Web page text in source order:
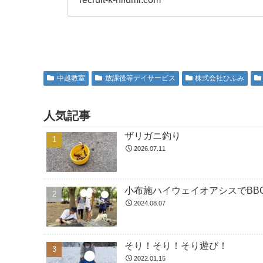
中越教室 放課後等デイサービス 株式会社ひふみ
人気記事
ザリガニ釣り
2026.07.11
小布施ハイウェイオアシスで
2024.08.07
そり！そり！そり遊び！
2022.01.15